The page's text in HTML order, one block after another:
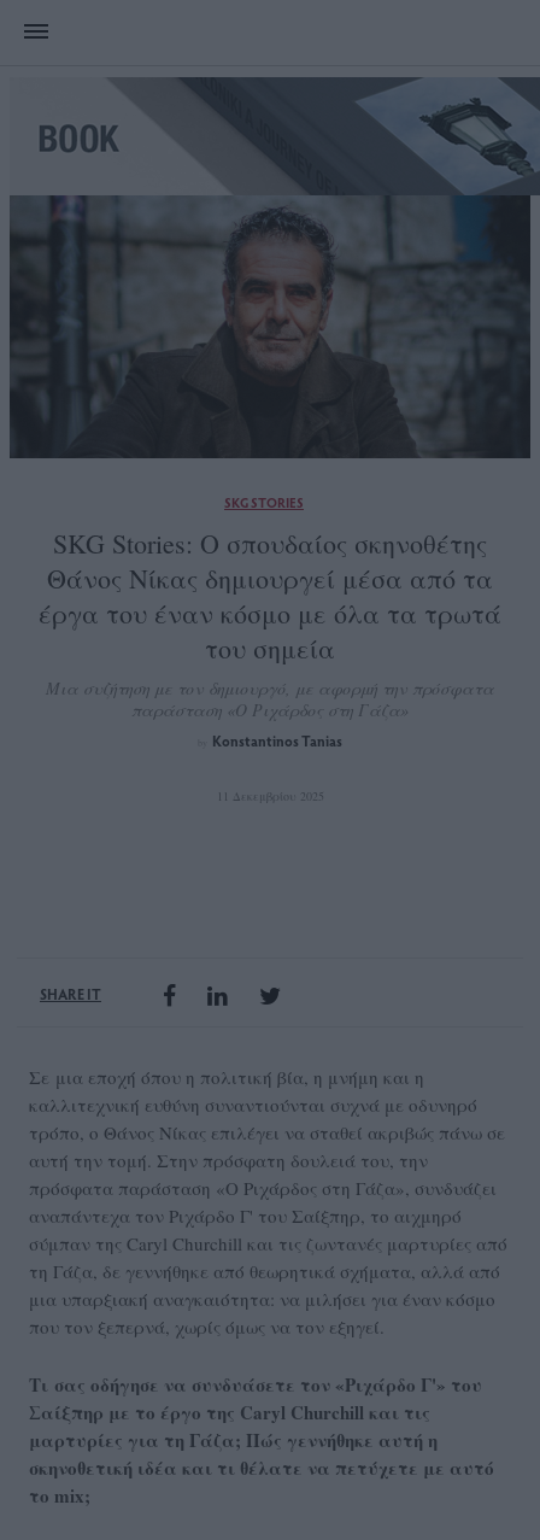
SKG STORIES
SKG Stories: Ο σπουδαίος σκηνοθέτης
Θάνος Νίκας δημιουργεί μέσα από τα
έργα του έναν κόσμο με όλα τα τρωτά
του σημεία
Μια συζήτηση με τον δημιουργό, με αφορμή την πρόσφατα
παράσταση «Ο Ριχάρδος στη Γάζα»
Konstantinos Tanias
11 Δεκεμβρίου 2025
SHARE IT
Σε μια εποχή όπου η πολιτική βία, η μνήμη και η
καλλιτεχνική ευθύνη συναντιούνται συχνά με οδυνηρό
τρόπο, ο Θάνος Νίκας επιλέγει να σταθεί ακριβώς πάνω σε
αυτή την τομή. Στην πρόσφατη δουλειά του, την
πρόσφατα παράσταση «Ο Ριχάρδος στη Γάζα», συνδυάζει
αναπάντεχα τον Ριχάρδο Γ' του Σαίξπηρ, το αιχμηρό
σύμπαν της Caryl Churchill και τις ζωντανές μαρτυρίες από
τη Γάζα, δε γεννήθηκε από θεωρητικά σχήματα, αλλά από
μια υπαρξιακή αναγκαιότητα: να μιλήσει για έναν κόσμο
που τον ξεπερνά, χωρίς όμως να τον εξηγεί.
Τι σας οδήγησε να συνδυάσετε τον «Ριχάρδο Γ'» του
Σαίξπηρ με το έργο της Caryl Churchill και τις
μαρτυρίες για τη Γάζα; Πώς γεννήθηκε αυτή η
σκηνοθετική ιδέα και τι θέλατε να πετύχετε με αυτό
το mix;